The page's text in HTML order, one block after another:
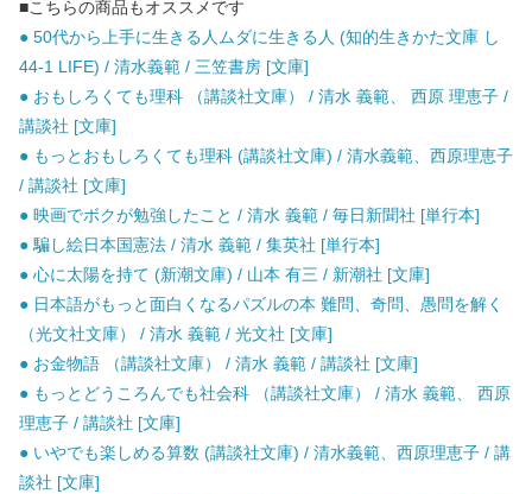
■こちらの商品もオススメです
● 50代から上手に生きる人ムダに生きる人 (知的生きかた文庫 し
44-1 LIFE) / 清水義範 / 三笠書房 [文庫]
● おもしろくても理科 （講談社文庫） / 清水 義範、 西原 理恵子 /
講談社 [文庫]
● もっとおもしろくても理科 (講談社文庫) / 清水義範、西原理恵子
/ 講談社 [文庫]
● 映画でボクが勉強したこと / 清水 義範 / 毎日新聞社 [単行本]
● 騙し絵日本国憲法 / 清水 義範 / 集英社 [単行本]
● 心に太陽を持て (新潮文庫) / 山本 有三 / 新潮社 [文庫]
● 日本語がもっと面白くなるパズルの本 難問、奇問、愚問を解く
（光文社文庫） / 清水 義範 / 光文社 [文庫]
● お金物語 （講談社文庫） / 清水 義範 / 講談社 [文庫]
● もっとどうころんでも社会科 （講談社文庫） / 清水 義範、 西原
理恵子 / 講談社 [文庫]
● いやでも楽しめる算数 (講談社文庫) / 清水義範、西原理恵子 / 講
談社 [文庫]